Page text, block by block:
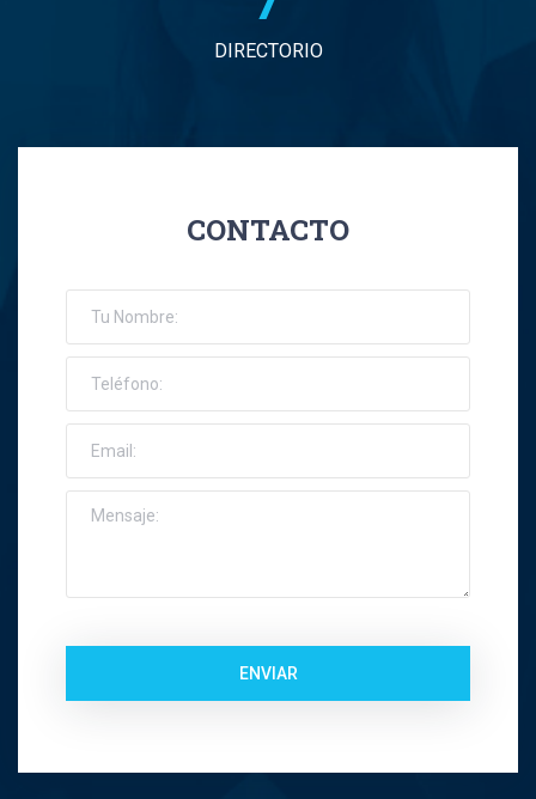
DIRECTORIO
CONTACTO
ENVIAR